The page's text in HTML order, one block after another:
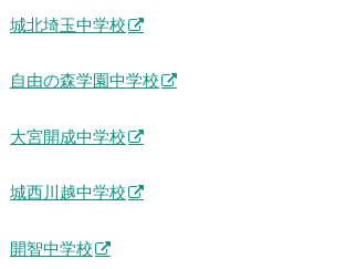
城北埼玉中学校
自由の森学園中学校
大宮開成中学校
城西川越中学校
開智中学校